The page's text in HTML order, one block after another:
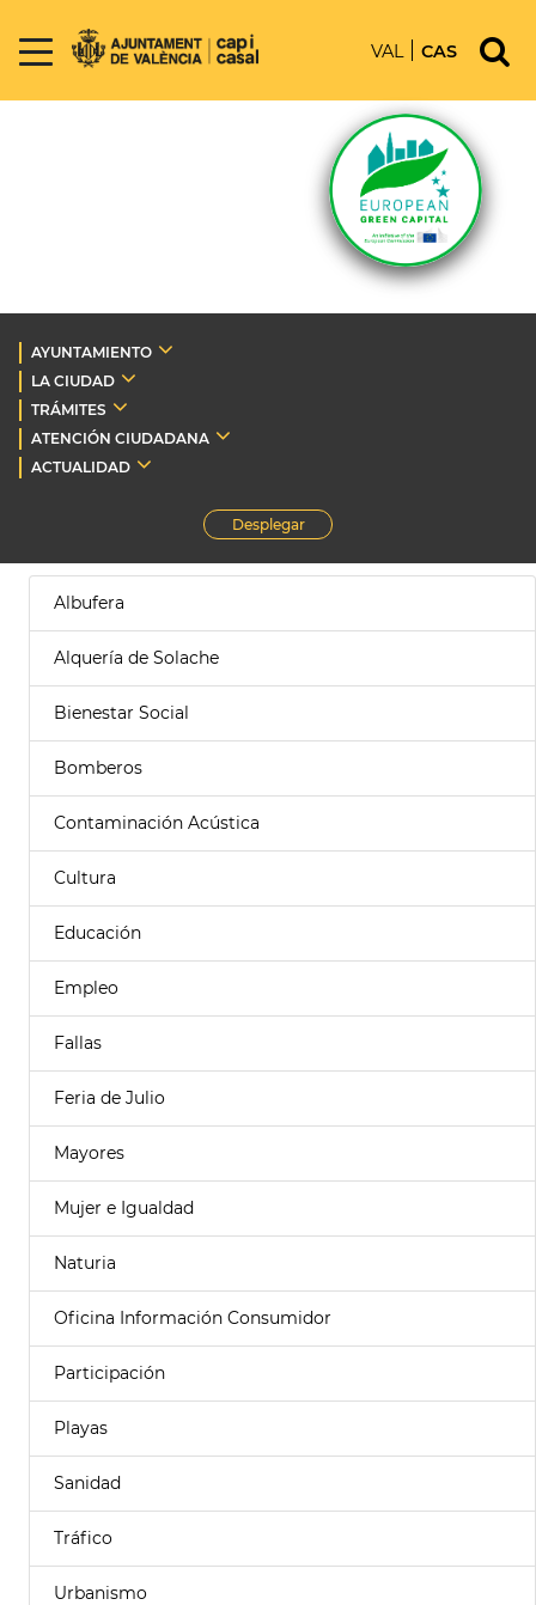
VAL CAS
AYUNTAMIENTO
LA CIUDAD
TRÁMITES
ATENCIÓN CIUDADANA
ACTUALIDAD
Desplegar
Albufera
Alquería de Solache
Bienestar Social
Bomberos
Contaminación Acústica
Cultura
Educación
Empleo
Fallas
Feria de Julio
Mayores
Mujer e Igualdad
Naturia
Oficina Información Consumidor
Participación
Playas
Sanidad
Tráfico
Urbanismo